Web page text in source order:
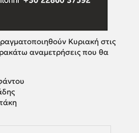
Κυριακή στις
αναμετρήσεις που θα